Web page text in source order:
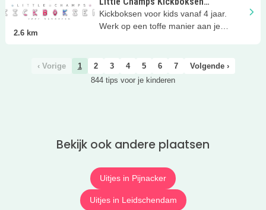
2.6 km
Leidschenveen
Kickboksen voor kids vanaf 4 jaar.
Werk op een toffe manier aan je
‹ Vorige 1 2 3 4 5 6 7
Volgende ›
844 tips voor je kinderen
Bekijk ook andere plaatsen
Uitjes in Pijnacker
Uitjes in Leidschendam